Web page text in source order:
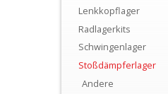
Lenkkopflager
Radlagerkits
Schwingenlager
Stoßdämpferlager
Andere